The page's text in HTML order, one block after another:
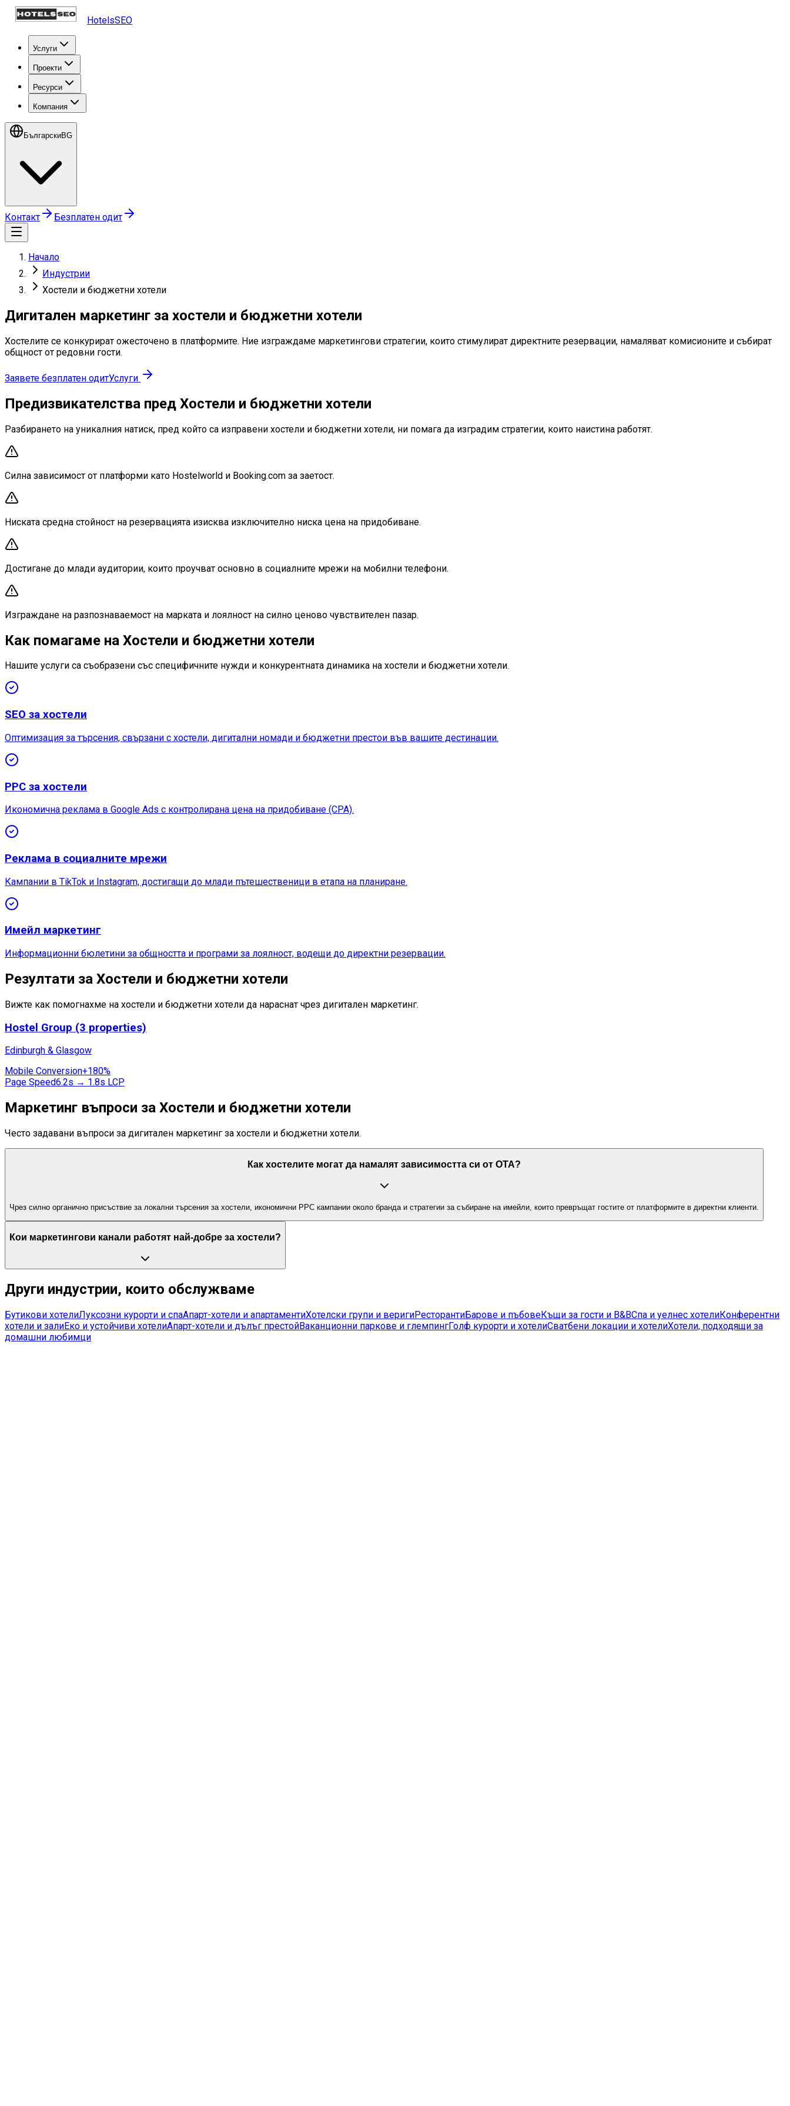
HotelsSEO
Услуги
Проекти
Ресурси
Компания
БългарскиBG
Контакт Безплатен одит
Начало
Индустрии
Хостели и бюджетни хотели
Дигитален маркетинг за хостели и бюджетни хотели
Хостелите се конкурират ожесточено в платформите. Ние изграждаме маркетингови стратегии, които стимулират директните резервации, намаляват комисионите и събират
общност от редовни гости.
Заявете безплатен одитУслуги
Предизвикателства пред Хостели и бюджетни хотели
Разбирането на уникалния натиск, пред който са изправени хостели и бюджетни хотели, ни помага да изградим стратегии, които наистина работят.
Силна зависимост от платформи като Hostelworld и Booking.com за заетост.
Ниската средна стойност на резервацията изисква изключително ниска цена на придобиване.
Достигане до млади аудитории, които проучват основно в социалните мрежи на мобилни телефони.
Изграждане на разпознаваемост на марката и лоялност на силно ценово чувствителен пазар.
Как помагаме на Хостели и бюджетни хотели
Нашите услуги са съобразени със специфичните нужди и конкурентната динамика на хостели и бюджетни хотели.
SEO за хостели
Оптимизация за търсения, свързани с хостели, дигитални номади и бюджетни престои във вашите дестинации.
PPC за хостели
Икономична реклама в Google Ads с контролирана цена на придобиване (CPA).
Реклама в социалните мрежи
Кампании в TikTok и Instagram, достигащи до млади пътешественици в етапа на планиране.
Имейл маркетинг
Информационни бюлетини за общността и програми за лоялност, водещи до директни резервации.
Резултати за Хостели и бюджетни хотели
Вижте как помогнахме на хостели и бюджетни хотели да нараснат чрез дигитален маркетинг.
Hostel Group (3 properties)
Edinburgh & Glasgow
Mobile Conversion+180%
Page Speed6.2s → 1.8s LCP
Маркетинг въпроси за Хостели и бюджетни хотели
Често задавани въпроси за дигитален маркетинг за хостели и бюджетни хотели.
Как хостелите могат да намалят зависимостта си от OTA?
Чрез силно органично присъствие за локални търсения за хостели, икономични PPC кампании около бранда и стратегии за събиране на имейли, които превръщат гостите от платформите в директни клиенти.
Кои маркетингови канали работят най-добре за хостели?
Други индустрии, които обслужваме
Бутикови хотелиЛуксозни курорти и спаАпарт-хотели и апартаментиХотелски групи и веригиРесторантиБарове и пъбовеКъщи за гости и B&BСпа и уелнес хотелиКонферентни
хотели и залиЕко и устойчиви хотелиАпарт-хотели и дълъг престойВаканционни паркове и глемпингГолф курорти и хотелиСватбени локации и хотелиХотели, подходящи за
домашни любимци